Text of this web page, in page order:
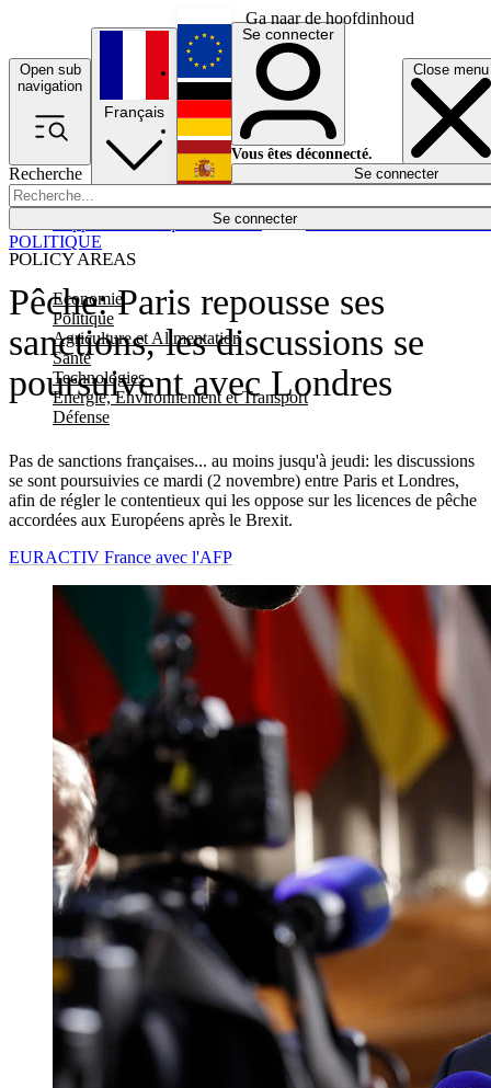
Ga naar de hoofdinhoud
Open sub
navigation
Close menu
Recherche
Se connecter
POLICY AREAS
Economie
Politique
Agriculture et Alimentation
Santé
Technologies
Energie, Environnement et Transport
Défense
Économie
Français
English
Deutsch
Español
Se connecter
Vous êtes déconnecté.
Se connecter
Pêche: Paris repousse ses
sanctions, les discussions se
poursuivent avec Londres
Pas de sanctions françaises... au moins jusqu'à jeudi: les discussions
se sont poursuivies ce mardi (2 novembre) entre Paris et Londres,
afin de régler le contentieux qui les oppose sur les licences de pêche
accordées aux Européens après le Brexit.
POLITIQUE
EURACTIV France avec l'AFP